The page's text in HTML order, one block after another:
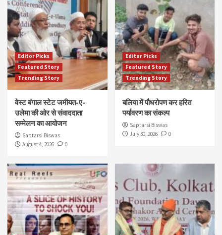
Editor Picks
Featured Story
Trending Story
वेस्ट बंगाल स्टेट जमीयत-ए-
उलेमा की ओर से संवाददाता
सम्मेलन का आयोजन
Saptarsi Biswas
August 4, 2026
0
Editor Picks
Featured Story
Trending Story
बलिया में पौधरोपण कर हरित
पर्यावरण का संकल्प
Saptarsi Biswas
July 30, 2026
0